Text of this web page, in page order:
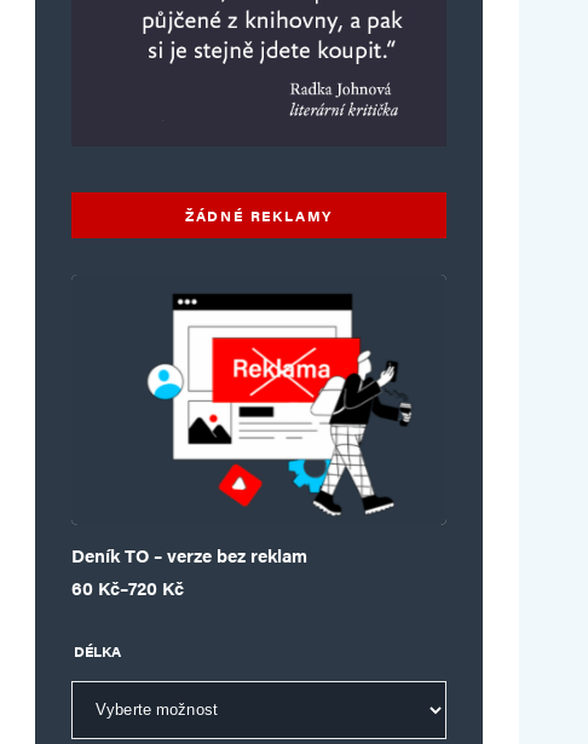
ŽÁDNÉ REKLAMY
Deník TO – verze bez reklam
60 Kč–720 Kč
Rozpětí cen: 60 Kč až 720 Kč
DÉLKA